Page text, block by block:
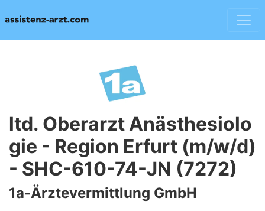
ltd. Oberarzt Anästhesiolo
gie - Region Erfurt (m/w/d)
- SHC-610-74-JN (7272)
1a-Ärztevermittlung GmbH